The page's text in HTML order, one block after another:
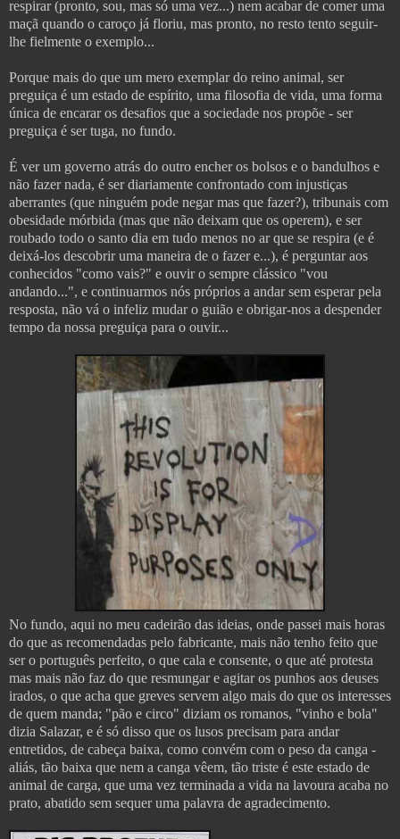
respirar (pronto, sou, mas só uma vez...) nem acabar de comer uma
maçã quando o caroço já floriu, mas pronto, no resto tento seguir-
lhe fielmente o exemplo...
Porque mais do que um mero exemplar do reino animal, ser
preguiça é um estado de espírito, uma filosofia de vida, uma forma
única de encarar os desafios que a sociedade nos propõe - ser
preguiça é ser tuga, no fundo.
É ver um governo atrás do outro encher os bolsos e o bandulhos e
não fazer nada, é ser diariamente confrontado com injustiças
aberrantes (que ninguém pode negar mas que fazer?), tribunais com
obesidade mórbida (mas que não deixam que os operem), e ser
roubado todo o santo dia em tudo menos no ar que se respira (e é
deixá-los descobrir uma maneira de o fazer e...), é perguntar aos
conhecidos "como vais?" e ouvir o sempre clássico "vou
andando...", e continuarmos nós próprios a andar sem esperar pela
resposta, não vá o infeliz mudar o guião e obrigar-nos a despender
tempo da nossa preguiça para o ouvir...
No fundo, aqui no meu cadeirão das ideias, onde passei mais horas
do que as recomendadas pelo fabricante, mais não tenho feito que
ser o português perfeito, o que cala e consente, o que até protesta
mas mais não faz do que resmungar e agitar os punhos aos deuses
irados, o que acha que greves servem algo mais do que os interesses
de quem manda; "pão e circo" diziam os romanos, "vinho e bola"
dizia Salazar, e é só disso que os lusos precisam para andar
entretidos, de cabeça baixa, como convém com o peso da canga -
aliás, tão baixa que nem a canga vêem, tão triste é este estado de
animal de carga, que uma vez terminada a vida na lavoura acaba no
prato, abatido sem sequer uma palavra de agradecimento.